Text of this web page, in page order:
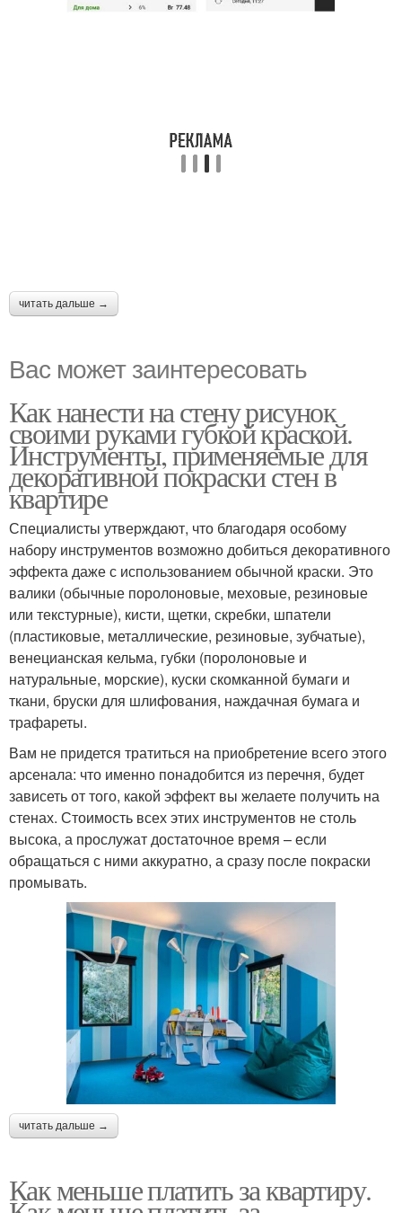
читать дальше →
Вас может заинтересовать
Как нанести на стену рисунок
своими руками губкой краской.
Инструменты, применяемые для
декоративной покраски стен в
квартире
Специалисты утверждают, что благодаря особому
набору инструментов возможно добиться декоративного
эффекта даже с использованием обычной краски. Это
валики (обычные поролоновые, меховые, резиновые
или текстурные), кисти, щетки, скребки, шпатели
(пластиковые, металлические, резиновые, зубчатые),
венецианская кельма, губки (поролоновые и
натуральные, морские), куски скомканной бумаги и
ткани, бруски для шлифования, наждачная бумага и
трафареты.
Вам не придется тратиться на приобретение всего этого
арсенала: что именно понадобится из перечня, будет
зависеть от того, какой эффект вы желаете получить на
стенах. Стоимость всех этих инструментов не столь
высока, а прослужат достаточное время – если
обращаться с ними аккуратно, а сразу после покраски
промывать.
читать дальше →
Как меньше платить за квартиру.